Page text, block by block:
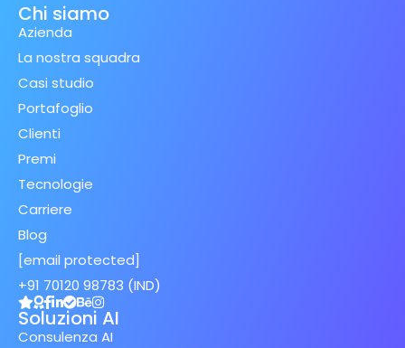
Chi siamo
Azienda
La nostra squadra
Casi studio
Portafoglio
Clienti
Premi
Tecnologie
Carriere
Blog
[email protected]
+91 70120 98783 (IND)
Soluzioni AI
Consulenza AI